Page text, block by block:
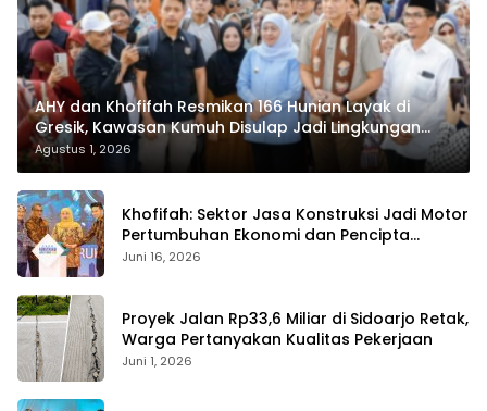
AHY dan Khofifah Resmikan 166 Hunian Layak di
Gresik, Kawasan Kumuh Disulap Jadi Lingkungan
ASRI
Agustus 1, 2026
Khofifah: Sektor Jasa Konstruksi Jadi Motor
Pertumbuhan Ekonomi dan Pencipta
Lapangan Kerja
Juni 16, 2026
Proyek Jalan Rp33,6 Miliar di Sidoarjo Retak,
Warga Pertanyakan Kualitas Pekerjaan
Juni 1, 2026